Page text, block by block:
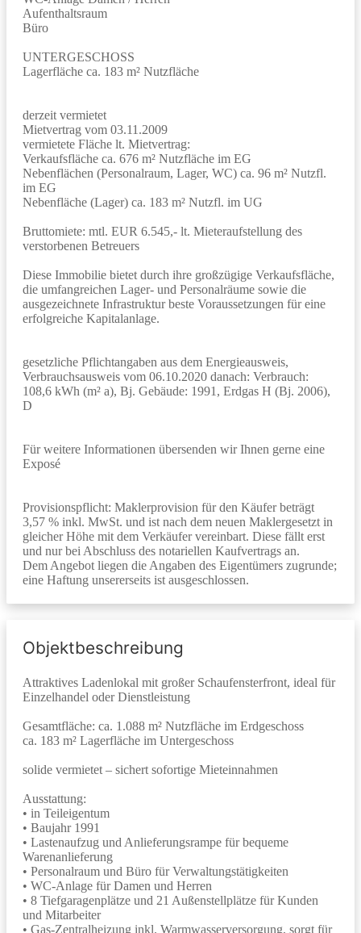
Aufenthaltsraum
Büro
UNTERGESCHOSS
Lagerfläche ca. 183 m² Nutzfläche
derzeit vermietet
Mietvertrag vom 03.11.2009
vermietete Fläche lt. Mietvertrag:
Verkaufsfläche ca. 676 m² Nutzfläche im EG
Nebenflächen (Personalraum, Lager, WC) ca. 96 m² Nutzfl.
im EG
Nebenfläche (Lager) ca. 183 m² Nutzfl. im UG
Bruttomiete: mtl. EUR 6.545,- lt. Mieteraufstellung des
verstorbenen Betreuers
Diese Immobilie bietet durch ihre großzügige Verkaufsfläche,
die umfangreichen Lager- und Personalräume sowie die
ausgezeichnete Infrastruktur beste Voraussetzungen für eine
erfolgreiche Kapitalanlage.
gesetzliche Pflichtangaben aus dem Energieausweis,
Verbrauchsausweis vom 06.10.2020 danach: Verbrauch:
108,6 kWh (m² a), Bj. Gebäude: 1991, Erdgas H (Bj. 2006),
D
Für weitere Informationen übersenden wir Ihnen gerne eine
Exposé
Provisionspflicht: Maklerprovision für den Käufer beträgt
3,57 % inkl. MwSt. und ist nach dem neuen Maklergesetzt in
gleicher Höhe mit dem Verkäufer vereinbart. Diese fällt erst
und nur bei Abschluss des notariellen Kaufvertrags an.
Dem Angebot liegen die Angaben des Eigentümers zugrunde;
eine Haftung unsererseits ist ausgeschlossen.
Objektbeschreibung
Attraktives Ladenlokal mit großer Schaufensterfront, ideal für
Einzelhandel oder Dienstleistung
Gesamtfläche: ca. 1.088 m² Nutzfläche im Erdgeschoss
ca. 183 m² Lagerfläche im Untergeschoss
solide vermietet – sichert sofortige Mieteinnahmen
Ausstattung:
• in Teileigentum
• Baujahr 1991
• Lastenaufzug und Anlieferungsrampe für bequeme
Warenanlieferung
• Personalraum und Büro für Verwaltungstätigkeiten
• WC-Anlage für Damen und Herren
• 8 Tiefgaragenplätze und 21 Außenstellplätze für Kunden
und Mitarbeiter
• Gas-Zentralheizung inkl. Warmwasserversorgung, sorgt für